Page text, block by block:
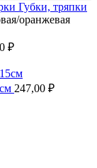
Губки, тряпки
оранжевая
₽
247,00 ₽